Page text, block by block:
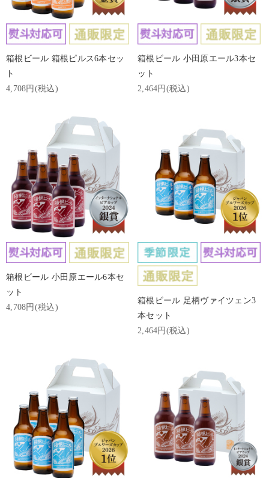
箱根ビール 箱根ピルス6本セッ
ト
4,708円(税込)
箱根ビール 小田原エール3本セ
ット
2,464円(税込)
箱根ビール 小田原エール6本セ
ット
4,708円(税込)
箱根ビール 足柄ヴァイツェン3
本セット
2,464円(税込)